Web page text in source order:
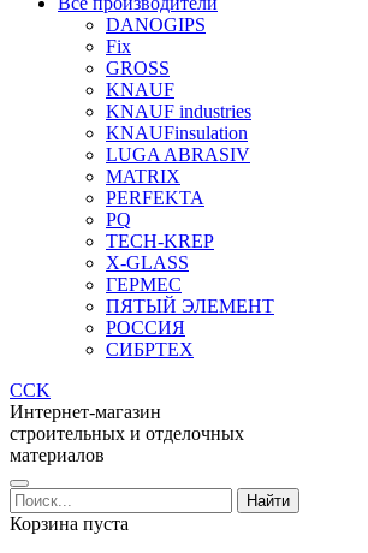
DANOGIPS
Fix
GROSS
KNAUF
KNAUF industries
KNAUFinsulation
LUGA ABRASIV
MATRIX
PERFEKTA
PQ
TECH-KREP
X-GLASS
ГЕРМЕС
ПЯТЫЙ ЭЛЕМЕНТ
РОССИЯ
СИБРТЕХ
CCK
Интернет-магазин
строительных и отделочных
материалов
Корзина пуста